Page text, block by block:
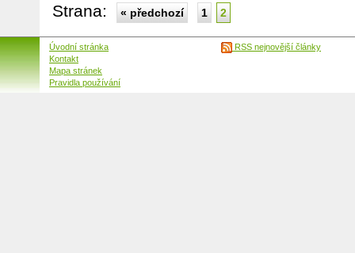
Strana: « předchozí 1 2
Úvodní stránka
Kontakt
Mapa stránek
Pravidla používání
RSS nejnovější články